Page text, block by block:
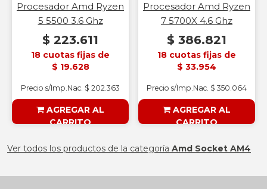
Procesador Amd Ryzen
5 5500 3.6 Ghz
$ 223.611
18 cuotas fijas de
$ 19.628
Precio s/Imp.Nac. $ 202.363
AGREGAR AL
CARRITO
Procesador Amd Ryzen
7 5700X 4.6 Ghz
$ 386.821
18 cuotas fijas de
$ 33.954
Precio s/Imp.Nac. $ 350.064
AGREGAR AL
CARRITO
Ver todos los productos de la categoría Amd Socket AM4